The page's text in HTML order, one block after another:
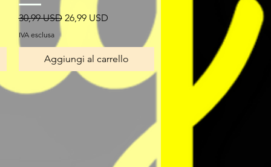
Prezzo regolare
30,99 USD Prezzo scontato
26,99 USD
IVA esclusa
Aggiungi al carrello